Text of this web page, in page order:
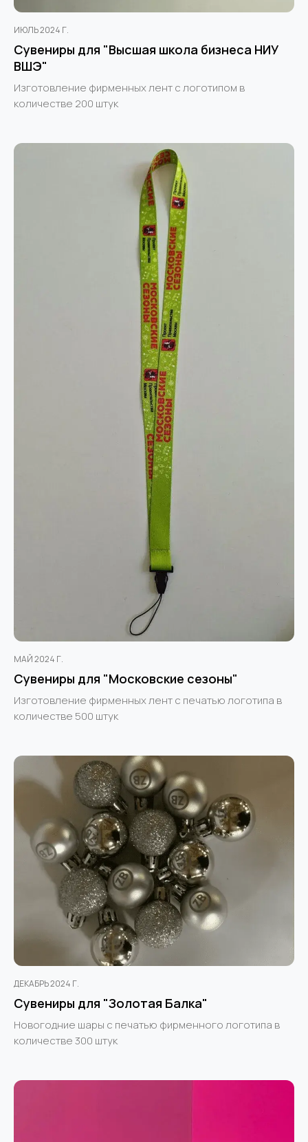
ИЮЛЬ 2024 Г.
Сувениры для "Высшая школа бизнеса НИУ
ВШЭ"
Изготовление фирменных лент с логотипом в
количестве 200 штук
МАЙ 2024 Г.
Сувениры для "Московские сезоны"
Изготовление фирменных лент с печатью логотипа в
количестве 500 штук
ДЕКАБРЬ 2024 Г.
Сувениры для "Золотая Балка"
Новогодние шары с печатью фирменного логотипа в
количестве 300 штук